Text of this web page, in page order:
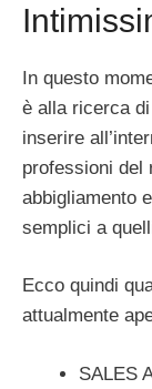
In questo
è alla ricerca
inserire
professioni del
abbigliamento
semplici a
Ecco quindi
attualmente
SALES